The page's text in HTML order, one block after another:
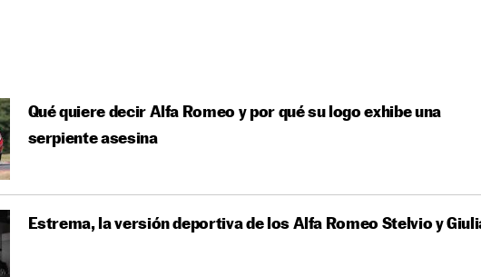
Qué quiere decir Alfa Romeo y por qué su logo exhibe una
serpiente asesina
Estrema, la versión deportiva de los Alfa Romeo Stelvio y